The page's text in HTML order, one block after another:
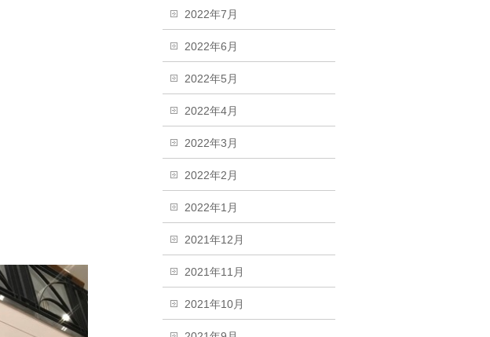
2022年7月
2022年6月
2022年5月
2022年4月
2022年3月
2022年2月
2022年1月
2021年12月
2021年11月
2021年10月